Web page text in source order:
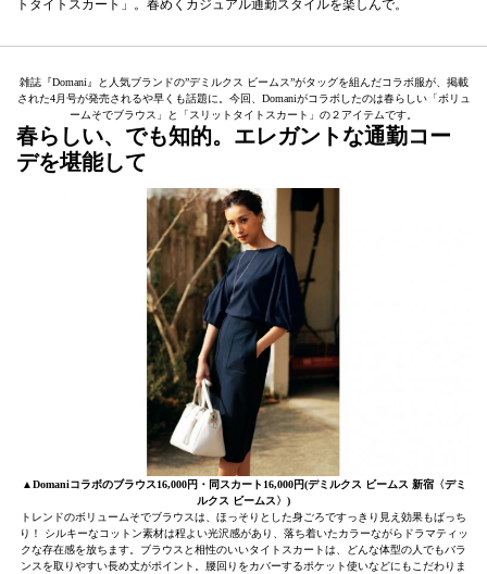
トタイトスカート」。春めくカジュアル通勤スタイルを楽しんで。
雑誌『Domani』と人気ブランドの”デミルクス ビームス”がタッグを組んだコラボ服が、掲載
された4月号が発売されるや早くも話題に。今回、Domaniがコラボしたのは春らしい「ボリュ
ームそでブラウス」と「スリットタイトスカート」の２アイテムです。
春らしい、でも知的。エレガントな通勤コー
デを堪能して
▲Domaniコラボのブラウス16,000円・同スカート16,000円(デミルクス ビームス 新宿〈デミ
ルクス ビームス〉)
トレンドのボリュームそでブラウスは、ほっそりとした身ごろですっきり見え効果もばっち
り！ シルキーなコットン素材は程よい光沢感があり、落ち着いたカラーながらドラマティッ
クな存在感を放ちます。ブラウスと相性のいいタイトスカートは、どんな体型の人でもバラ
ンスを取りやすい長め丈がポイント。腰回りをカバーするポケット使いなどにもこだわりま